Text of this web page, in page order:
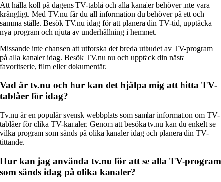
Att hålla koll på dagens TV-tablå och alla kanaler behöver inte vara
krångligt. Med TV.nu får du all information du behöver på ett och
samma ställe. Besök TV.nu idag för att planera din TV-tid, upptäcka
nya program och njuta av underhållning i hemmet.
Missande inte chansen att utforska det breda utbudet av TV-program
på alla kanaler idag. Besök TV.nu nu och upptäck din nästa
favoritserie, film eller dokumentär.
Vad är tv.nu och hur kan det hjälpa mig att hitta TV-
tablåer för idag?
Tv.nu är en populär svensk webbplats som samlar information om TV-
tablåer för olika TV-kanaler. Genom att besöka tv.nu kan du enkelt se
vilka program som sänds på olika kanaler idag och planera din TV-
tittande.
Hur kan jag använda tv.nu för att se alla TV-program
som sänds idag på olika kanaler?